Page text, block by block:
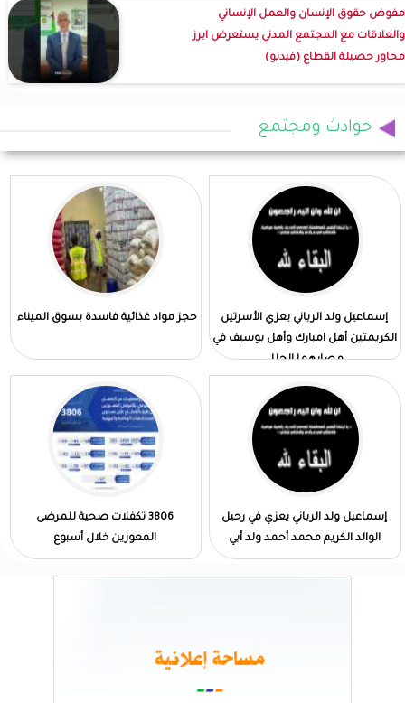
مفوض حقوق الإنسان والعمل الإنساني
والعلاقات مع المجتمع المدني يستعرض ابرز
محاور حصيلة القطاع (فيديو)
حوادث ومجتمع
إسماعيل ولد الرباني يعزي الأسرتين
الكريمتين أهل امبارك وأهل بوسيف في
مصابهما الجلل
حجز مواد غذائية فاسدة بسوق الميناء
إسماعيل ولد الرباني يعزي في رحيل
الوالد الكريم محمد أحمد ولد أبي
3806 تكفلات صحية للمرضى
المعوزين خلال أسبوع